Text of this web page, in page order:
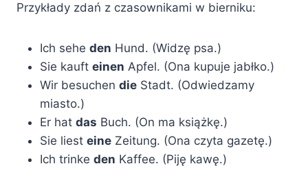
Przykłady zdań z czasownikami w bierniku:
Ich sehe den Hund. (Widzę psa.)
Sie kauft einen Apfel. (Ona kupuje jabłko.)
Wir besuchen die Stadt. (Odwiedzamy
miasto.)
Er hat das Buch. (On ma książkę.)
Sie liest eine Zeitung. (Ona czyta gazetę.)
Ich trinke den Kaffee. (Piję kawę.)